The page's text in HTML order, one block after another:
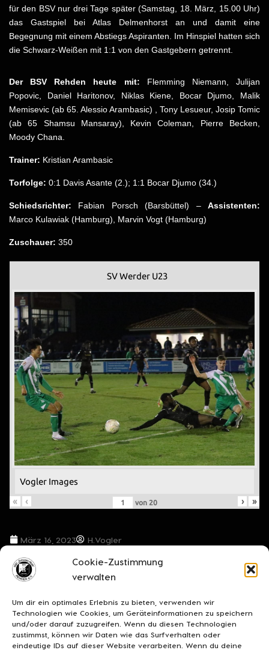
Cookie-Zustimmung
verwalten
Um dir ein optimales Erlebnis zu bieten, verwenden wir
Technologien wie Cookies, um Geräteinformationen zu speichern
und/oder darauf zuzugreifen. Wenn du diesen Technologien
zustimmst, können wir Daten wie das Surfverhalten oder
eindeutige IDs auf dieser Website verarbeiten. Wenn du deine
für den BSV nur drei Tage später (Samstag, 18. März, 15.00 Uhr)
das Gastspiel bei Atlas Delmenhorst an und damit eine
Begegnung mit einem Abstiegs Aspiranten. Im Hinspiel hatten sich
die Schwarz-Weißen mit 1:1 von den Gastgebern getrennt.
Der BSV Rehden heute mit: Flemming Niemann, Julijan
Popovic, Daniel Haritonov, Niklas Kiene, Bocar Djumo, Malik
Memisevic (ab 65. Alessio Arambasic) , Tony Lesueur, Josip Tomic
(ab 65 Shamsu Mansaray), Kevin Coleman, Pierre Becken,
Moody Chana.
Trainer: Kristian Arambasic
Torfolge: 0:1 Davis Asante (2.); 1:1 Bocar Djumo (34.)
Schiedsrichter: Fabian Porsch (Barsbüttel) – Assistenten:
Marco Kulawiak (Hamburg), Marvin Vogt (Hamburg)
Zuschauer: 350
SV Werder U23
Vogler Images
«
‹ von 20 › »
März 16, 2023 H.Vogler
VORIGER BEITRAG NÄCHSTER BEITRAG